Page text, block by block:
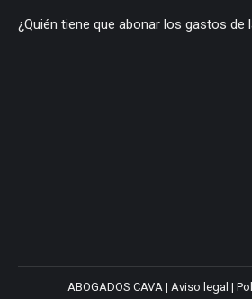
¿Quién tiene que abonar los gastos de
ABOGADOS CAVA | Aviso legal |